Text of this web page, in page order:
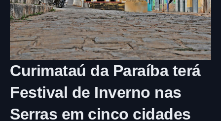
Curimataú da Paraíba terá
Festival de Inverno nas
Serras em cinco cidades